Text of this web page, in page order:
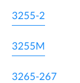
3255-2
3255M
3265-267